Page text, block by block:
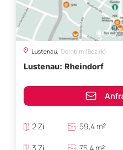
Lustenau, Dornbirn (Bezirk)
Lustenau: Rheindorf
2 Zi. 59,4 m²